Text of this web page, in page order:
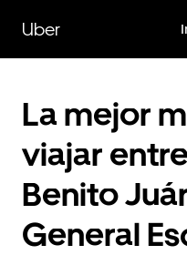
contenido
principal
Uber
La mejor
viajar
Benito
General